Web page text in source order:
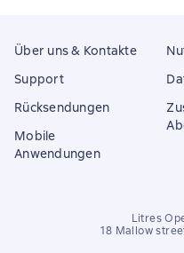
Über uns & Kontakte
Support
Rücksendungen
Mobile
Anwendungen
Litres
18 Mallow